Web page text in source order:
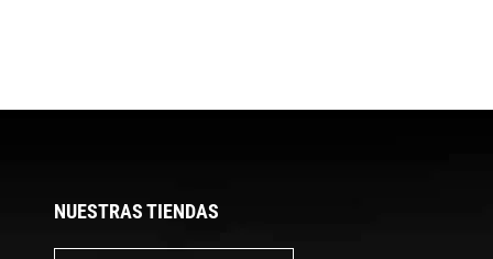
NUESTRAS TIENDAS